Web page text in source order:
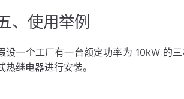
、使用举例
设一个工厂有一台额定功率为 10kW 的
热继电器进行安装。